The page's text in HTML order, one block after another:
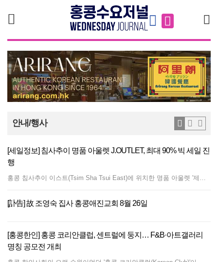
검색
안내/행사
[세일정보] 침사추이 명품 아울렛 J.OUTLET, 최대 90% 빅 세일 진
행
[訃告] 故 조영숙 집사 홍콩애진교회 8월 26일
[홍콩한인] 홍콩 코리안클럽, 센트럴에 둥지… F&B·아트갤러리
명칭 공모전 개최